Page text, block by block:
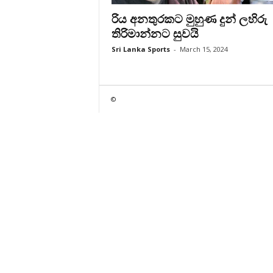
රිය අනතුරකට මුහුණ දුන් ලහිරු
තිරිමාන්නට සුවයි
Sri Lanka Sports - March 15, 2024
©